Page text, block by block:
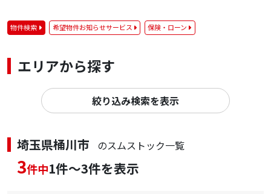
物件検索 希望物件お知らせサービス 保険・ローン
エリアから探す
絞り込み検索を表示
埼玉県桶川市 のスムストック一覧
3件中1件～3件を表示